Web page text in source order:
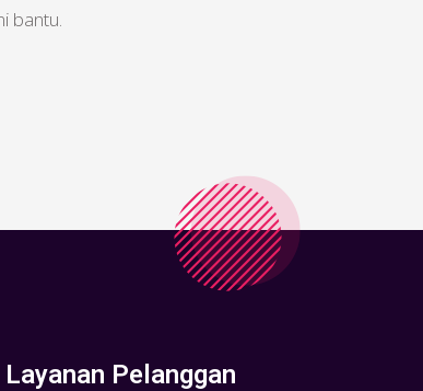
bantu.
Layanan Pelanggan